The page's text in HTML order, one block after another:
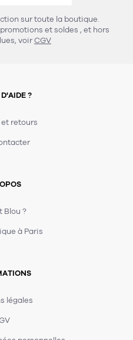
sur toute la boutique.
et soldes , et hors
voirCGV
?
retours
Blou ?
à Paris
légales